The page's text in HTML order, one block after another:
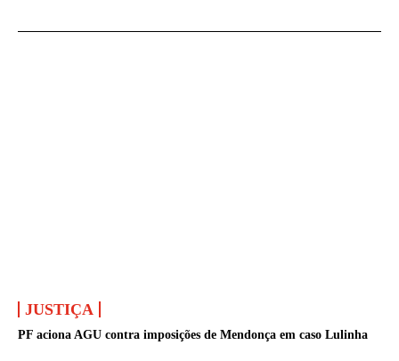
JUSTIÇA
PF aciona AGU contra imposições de Mendonça em caso Lulinha